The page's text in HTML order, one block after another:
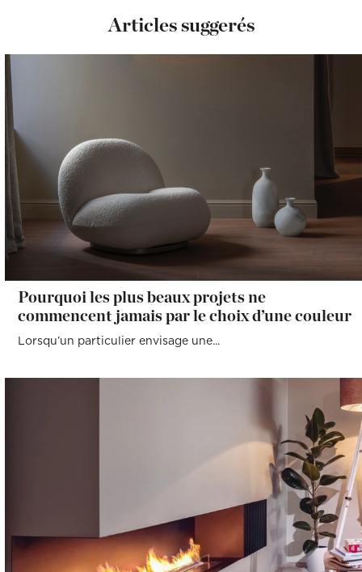
Articles suggerés
Pourquoi les plus beaux projets ne
commencent jamais par le choix d’une couleur
Lorsqu’un particulier envisage une...